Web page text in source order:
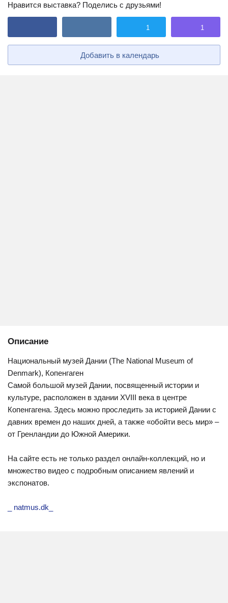
Нравится выставка? Поделись с друзьями!
1 1
Добавить в календарь
Описание
Национальный музей Дании (The National Museum of
Denmark), Копенгаген
Самой большой музей Дании, посвященный истории и
культуре, расположен в здании XVIII века в центре
Копенгагена. Здесь можно проследить за историей Дании с
давних времен до наших дней, а также «обойти весь мир» –
от Гренландии до Южной Америки.
На сайте есть не только раздел онлайн-коллекций, но и
множество видео с подробным описанием явлений и
экспонатов.
_ natmus.dk_